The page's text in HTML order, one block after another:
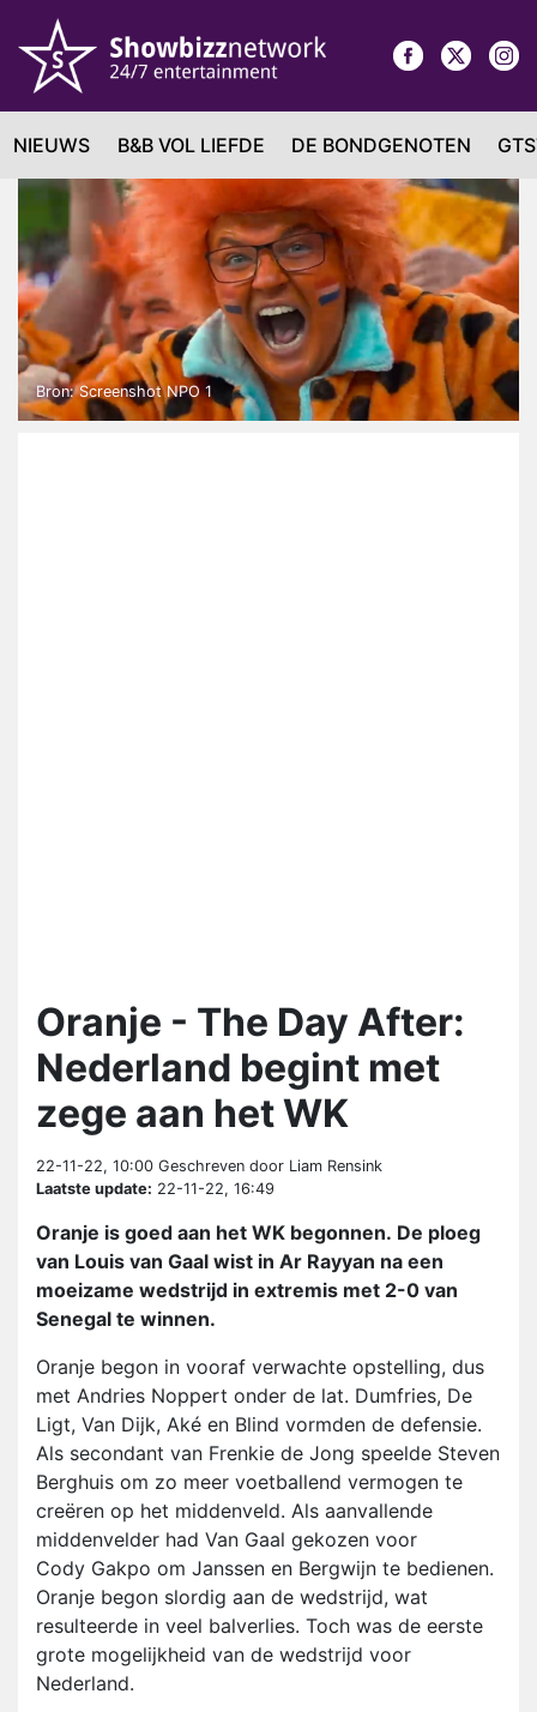
NIEUWS B&B VOL LIEFDE DE BONDGENOTEN
Bron: Screenshot NPO 1
Oranje - The Day After:
Nederland begint met
zege aan het WK
22-11-22, 10:00 Geschreven door Liam Rensink
Laatste update: 22-11-22, 16:49
Oranje is goed aan het WK begonnen. De ploeg
van Louis van Gaal wist in Ar Rayyan na een
moeizame wedstrijd in extremis met 2-0 van
Senegal te winnen.
Oranje begon in vooraf verwachte opstelling, dus
met Andries Noppert onder de lat. Dumfries, De
Ligt, Van Dijk, Aké en Blind vormden de defensie.
Als secondant van Frenkie de Jong speelde Steven
Berghuis om zo meer voetballend vermogen te
creëren op het middenveld. Als aanvallende
middenvelder had Van Gaal gekozen voor
Cody Gakpo om Janssen en Bergwijn te bedienen.
Oranje begon slordig aan de wedstrijd, wat
resulteerde in veel balverlies. Toch was de eerste
grote mogelijkheid van de wedstrijd voor
Nederland.